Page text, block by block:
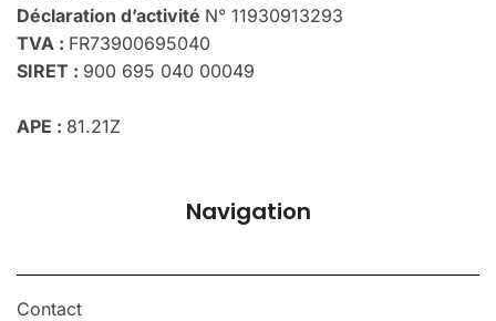
Déclaration d’activité N° 11930913293
TVA : FR73900695040
SIRET : 900 695 040 00049
APE : 81.21Z
Navigation
Contact